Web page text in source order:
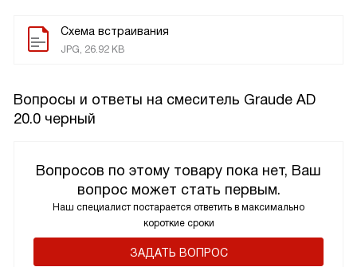
Схема встраивания
JPG, 26.92 KB
Вопросы и ответы на смеситель Graude AD
20.0 черный
Вопросов по этому товару пока нет, Ваш
вопрос может стать первым.
Наш специалист постарается ответить в максимально
короткие сроки
ЗАДАТЬ ВОПРОС